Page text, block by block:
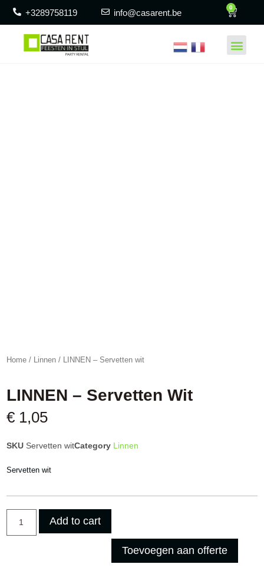
+3289758119 info@casarent.be 0
Home / Linnen / LINNEN – Servetten wit
LINNEN – Servetten Wit
€ 1,05
SKU Servetten witCategory Linnen
Servetten wit
Add to cart
Toevoegen aan offerte